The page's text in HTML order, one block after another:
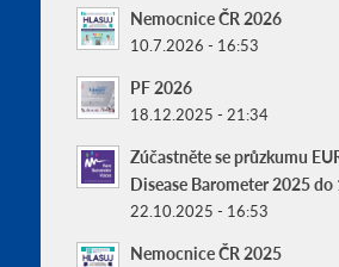
Nemocnice ČR 2026
10.7.2026 - 16:53
PF 2026
18.12.2025 - 21:34
Zúčastněte se průzkumu
Disease Barometer 2025
22.10.2025 - 16:53
Nemocnice ČR 2025